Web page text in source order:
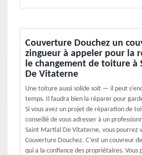
Couverture Douchez un
zingueur à appeler pour la
le changement de toiture à
De Vitaterne
Une toiture aussi solide soit — il peut
temps. Il faudra bien la réparer pour
Si vous avez un projet de réparation de
conseillé de vous adresser à un
Saint Martial De Vitaterne, vous pourrez
Couverture Douchez. C’est un couvreur
qui a la confiance des propriétaires. Vous